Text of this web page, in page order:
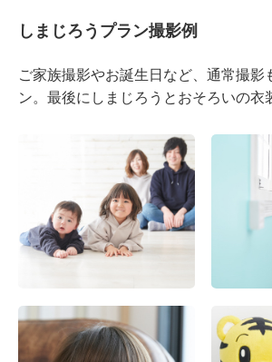
しまじろうプラン撮影例
ご家族撮影やお誕生日など、通常撮影
ン。最後にしまじろうとおそろいの衣